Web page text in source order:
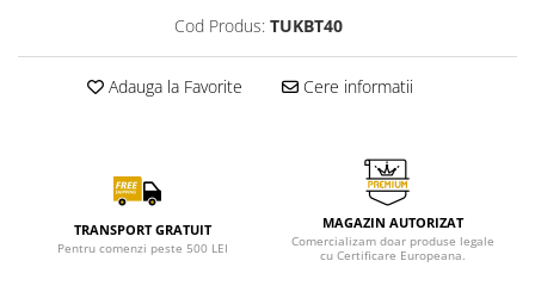
Cod Produs: TUKBT40
Adauga la Favorite Cere informatii
TRANSPORT GRATUIT
Pentru comenzi peste 500 LEI
MAGAZIN AUTORIZAT
Comercializam doar produse legale
cu Certificare Europeana.